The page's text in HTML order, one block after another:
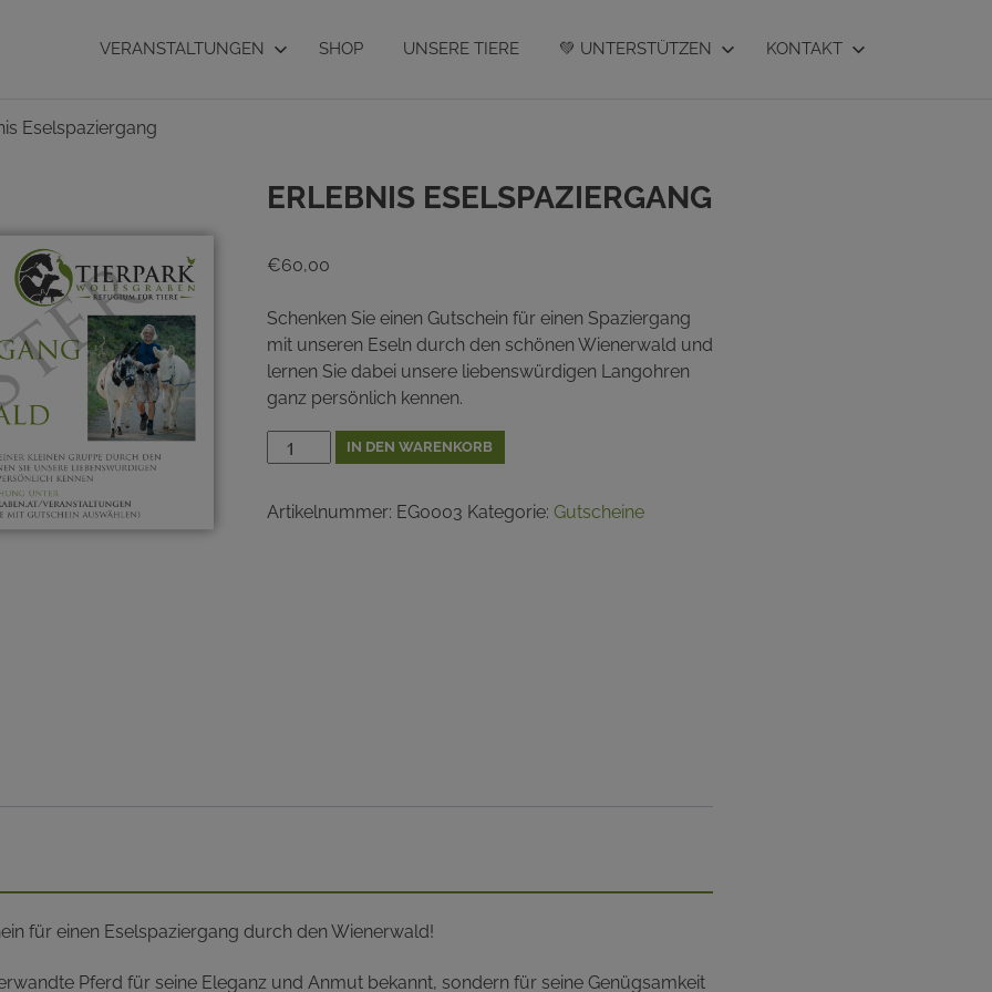
VERANSTALTUNGEN SHOP UNSERE TIERE 💚 UNTERSTÜTZEN KONTAKT
Eselspaziergang
Erlebnis Eselspaziergang
€60,00
Schenken Sie einen Gutschein für einen Spaziergang
mit unseren Eseln durch den schönen Wienerwald und
lernen Sie dabei unsere liebenswürdigen Langohren
ganz persönlich kennen.
Erlebnis
Eselspaziergang
IN DEN WARENKORB
Artikelnummer: EG0003 Kategorie: Gutscheine
für einen Eselspaziergang durch den Wienerwald!
Pferd für seine Eleganz und Anmut bekannt, sondern für seine Genügsamkeit